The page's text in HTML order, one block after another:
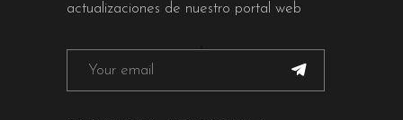
actualizaciones de nuestro portal web